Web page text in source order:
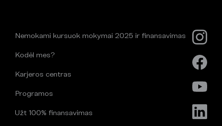
Nemokami kursuok mokymai 2025 ir finansavimas
Kodėl mes?
Karjeros centras
Programos
Užt 100% finansavimas